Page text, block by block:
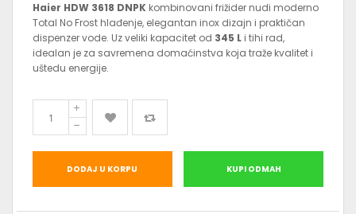
Haier HDW 3618 DNPK kombinovani frižider nudi moderno
Total No Frost hlađenje, elegantan inox dizajn i praktičan
dispenzer vode. Uz veliki kapacitet od 345 L i tihi rad,
idealan je za savremena domaćinstva koja traže kvalitet i
uštedu energije.
DODAJ U KORPU KUPI ODMAH